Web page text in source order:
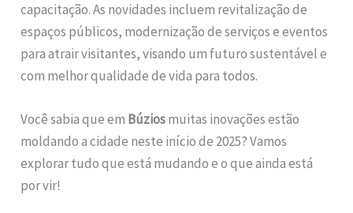
capacitação. As novidades incluem revitalização de
espaços públicos, modernização de serviços e eventos
para atrair visitantes, visando um futuro sustentável e
com melhor qualidade de vida para todos.
Você sabia que em Búziosmuitas inovações estão
moldando a cidade neste início de 2025? Vamos
explorar tudo que está mudando e o que ainda está
por vir!